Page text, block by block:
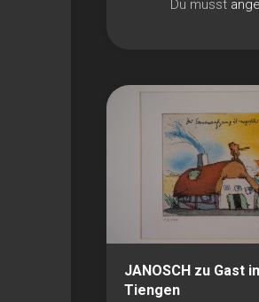
Du musst
JANOSCH zu Gast
Tiengen